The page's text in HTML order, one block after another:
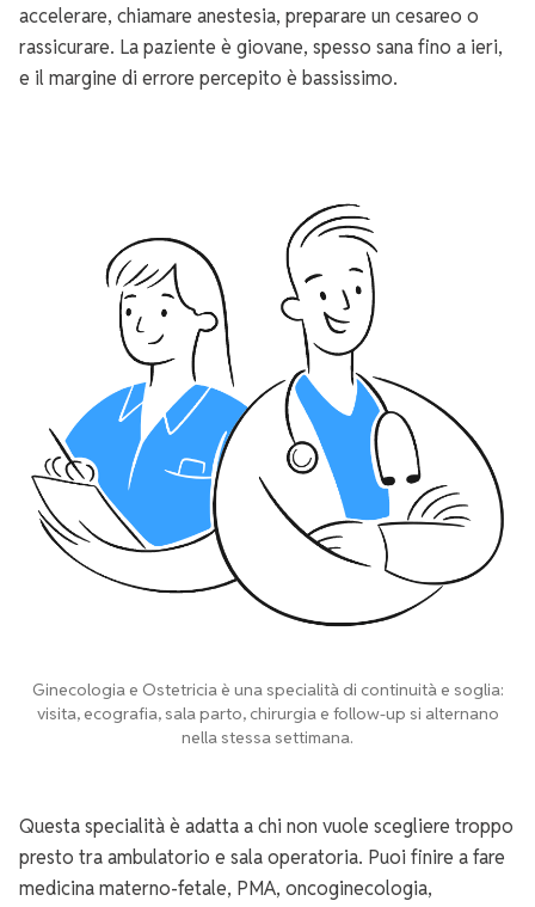
accelerare, chiamare anestesia, preparare un cesareo o
rassicurare. La paziente è giovane, spesso sana fino a ieri,
e il margine di errore percepito è bassissimo.
Ginecologia e Ostetricia è una specialità di continuità e soglia:
visita, ecografia, sala parto, chirurgia e follow-up si alternano
nella stessa settimana.
Questa specialità è adatta a chi non vuole scegliere troppo
presto tra ambulatorio e sala operatoria. Puoi finire a fare
medicina materno-fetale, PMA, oncoginecologia,